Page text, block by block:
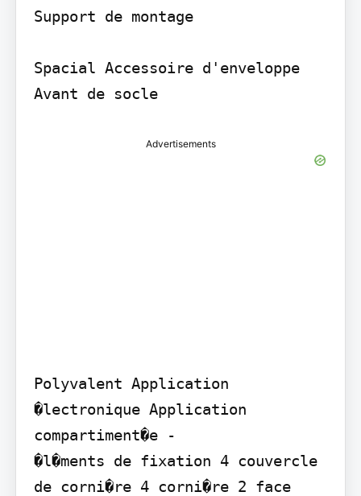
Support de montage
Spacial Accessoire d'enveloppe
Avant de socle
Advertisements
Polyvalent Application
�lectronique Application
compartiment�e -
�l�ments de fixation 4 couvercle
de corni�re 4 corni�re 2 face